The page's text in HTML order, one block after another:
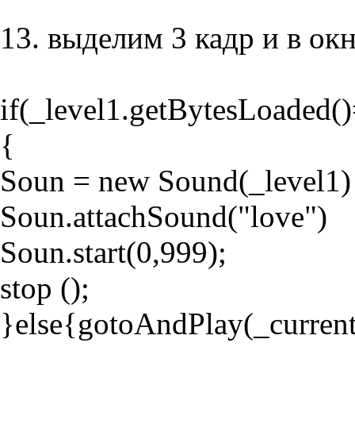
13. выделим 3 кадр и в
{
Soun = new Sound(_level1)
Soun.attachSound("love")
Soun.start(0,999);
stop ();